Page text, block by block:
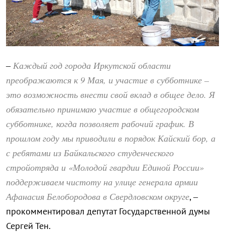
–Каждый год города Иркутской области
преображаются к 9 Мая, и участие в субботнике –
это возможность внести свой вклад в общее дело. Я
обязательно принимаю участие в общегородском
субботнике, когда позволяет рабочий график. В
прошлом году мы приводили в порядок Кайский бор, а
с ребятами из Байкальского студенческого
стройотряда и «Молодой гвардии Единой России»
поддерживаем чистоту на улице генерала армии
Афанасия Белобородова в Свердловском округе, –
прокомментировал депутат Государственной думы
Сергей Тен.